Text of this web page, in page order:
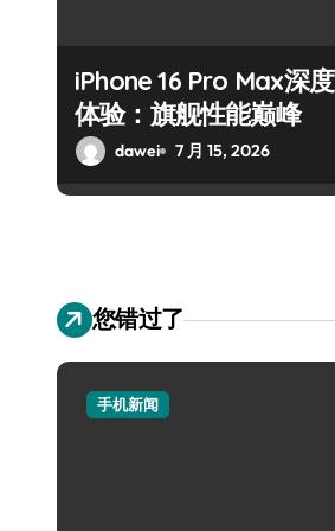
iPhone 16 Pro Max深度
体验：旗舰性能巅峰
dawei 7 月 15, 2026
您错过了
手机新闻